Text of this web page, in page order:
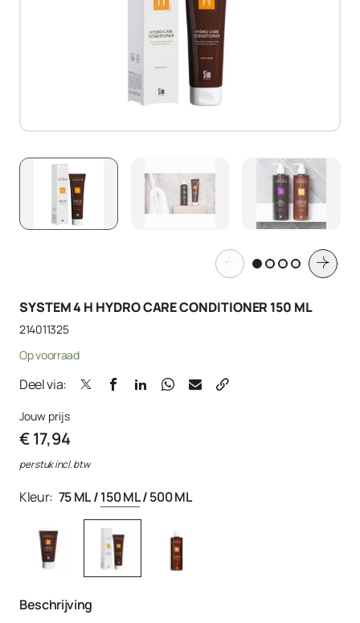
SYSTEM 4 H HYDRO CARE CONDITIONER 150 ML
214011325
Op voorraad
Deel via:
Jouw prijs
€ 17,94
per stuk incl. btw
Kleur: 75 ML/150 ML/500 ML
Beschrijving